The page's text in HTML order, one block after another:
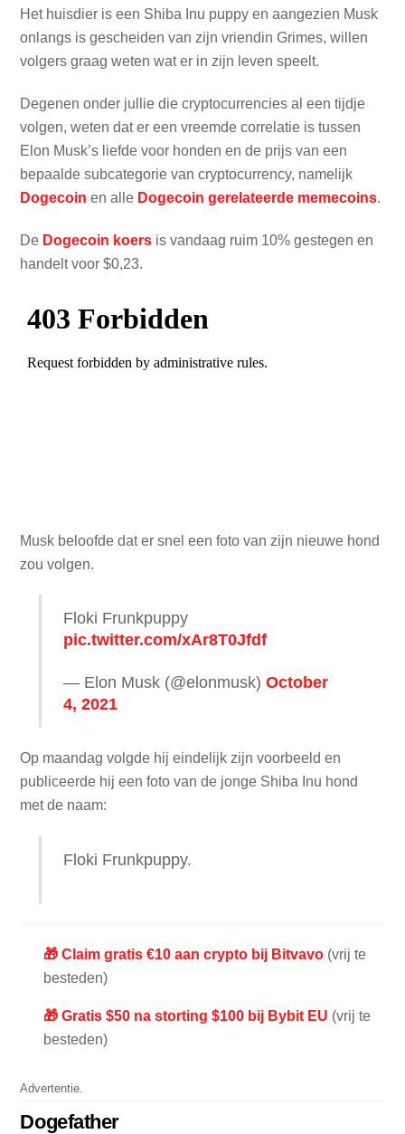
Het huisdier is een Shiba Inu puppy en aangezien Musk
onlangs is gescheiden van zijn vriendin Grimes, willen
volgers graag weten wat er in zijn leven speelt.
Degenen onder jullie die cryptocurrencies al een tijdje
volgen, weten dat er een vreemde correlatie is tussen
Elon Musk’s liefde voor honden en de prijs van een
bepaalde subcategorie van cryptocurrency, namelijk
Dogecoin en alle Dogecoin gerelateerde memecoins.
De Dogecoin koers is vandaag ruim 10% gestegen en
handelt voor $0,23.
Musk beloofde dat er snel een foto van zijn nieuwe hond
zou volgen.
Floki Frunkpuppy
pic.twitter.com/xAr8T0Jfdf
— Elon Musk (@elonmusk)October
4, 2021
Op maandag volgde hij eindelijk zijn voorbeeld en
publiceerde hij een foto van de jonge Shiba Inu hond
met de naam:
Floki Frunkpuppy.
🎁 Claim gratis €10 aan crypto bij Bitvavo (vrij te
besteden)
🎁 Gratis $50 na storting $100 bij Bybit EU (vrij te
besteden)
Advertentie.
Dogefather